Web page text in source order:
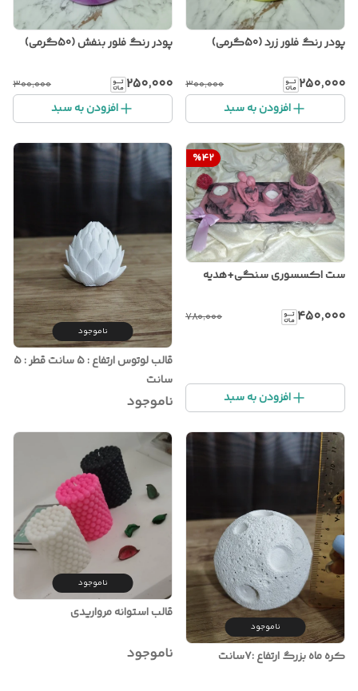
پودر رنگ فلور زرد (50گرمی)
۲۵۰٬۰۰۰ ۳۰۰٬۰۰۰
افزودن به سبد
پودر رنگ فلور بنفش (50گرمی)
۲۵۰٬۰۰۰ ۳۰۰٬۰۰۰
افزودن به سبد
%42
ست اکسسوری سنگی+هدیه
۴۵۰٬۰۰۰ ۷۸۰٬۰۰۰
افزودن به سبد
ناموجود
قالب لوتوس ارتفاع : ۵ سانت قطر : ۵
سانت
ناموجود
ناموجود
کره ماه بزرگ ارتفاع :۷سانت
ناموجود
قالب استوانه مرواریدی
ناموجود